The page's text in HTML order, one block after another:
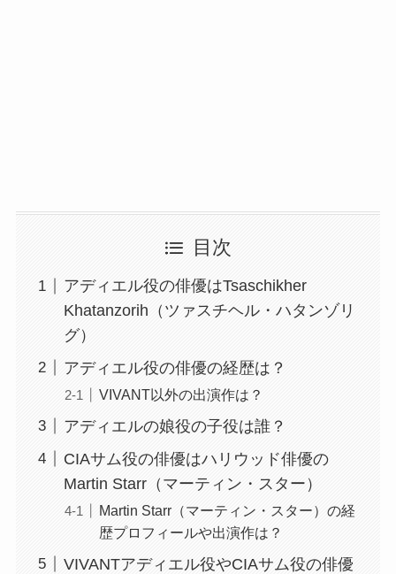
目次
アディエル役の俳優はTsaschikher
Khatanzorih（ツァスチヘル・ハタンゾリ
グ）
アディエル役の俳優の経歴は？
VIVANT以外の出演作は？
アディエルの娘役の子役は誰？
CIAサム役の俳優はハリウッド俳優の
Martin Starr（マーティン・スター）
Martin Starr（マーティン・スター）の経
歴プロフィールや出演作は？
VIVANTアディエル役やCIAサム役の俳優